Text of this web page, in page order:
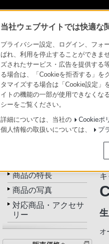
商品情報・ストア ICレコーダー／
ICレコーダー／
トップ
商品の特長
商品の写真
対応商品・アクセサ
リー
オ
当社ウェブサイトでは快適な
プライバシー設定、ログイン、フォ
ばれ、利用を停止することができま
ズされたサービス・広告を提供する
る場合は、「Cookieを拒否する」を
タマイズする場合は「Cookie設定」
イトの機能の一部が使用できなくな
シーをご覧ください。
詳細については、当社の Cookieポ
個人情報の取扱いについては、
プ